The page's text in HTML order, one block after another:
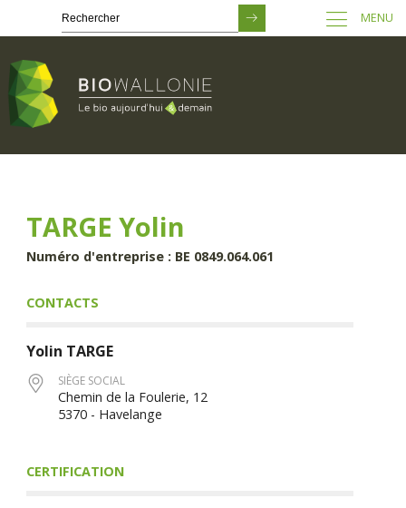
principal
MENU
TARGE Yolin
Numéro d'entreprise : BE 0849.064.061
CONTACTS
Yolin TARGE
SIÈGE SOCIAL
Chemin de la Foulerie, 12
5370 - Havelange
CERTIFICATION